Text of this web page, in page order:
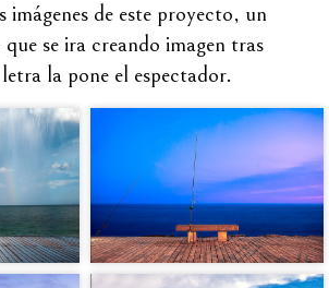
imágenes de este proyecto, un
se ira creando imagen tras
la pone el espectador.